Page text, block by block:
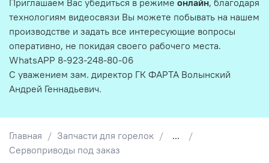
Главная Запчасти для горелок
...
Сервоприводы под заказ
технологиям видеосвязи Вы можете побывать на нашем
производстве и задать все интересующие вопросы
оперативно, не покидая своего рабочего места.
WhatsAPP 8-923-248-80-06
С уважением зам. директор ГК ФАРТА Волынский
Андрей Геннадьевич.